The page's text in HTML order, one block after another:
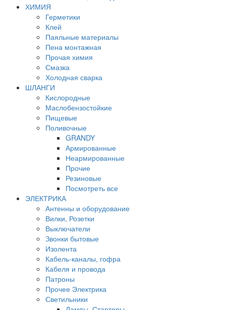
ХИМИЯ
Герметики
Клей
Паяльные материалы
Пена монтажная
Прочая химия
Смазка
Холодная сварка
ШЛАНГИ
Кислородные
Маслобензостойкие
Пищевые
Поливочные
GRANDY
Армированные
Неармированные
Прочие
Резиновые
Посмотреть все
ЭЛЕКТРИКА
Антенны и оборудование
Вилки, Розетки
Выключатели
Звонки бытовые
Изолента
Кабель-каналы, гофра
Кабеля и провода
Патроны
Прочее Электрика
Светильники